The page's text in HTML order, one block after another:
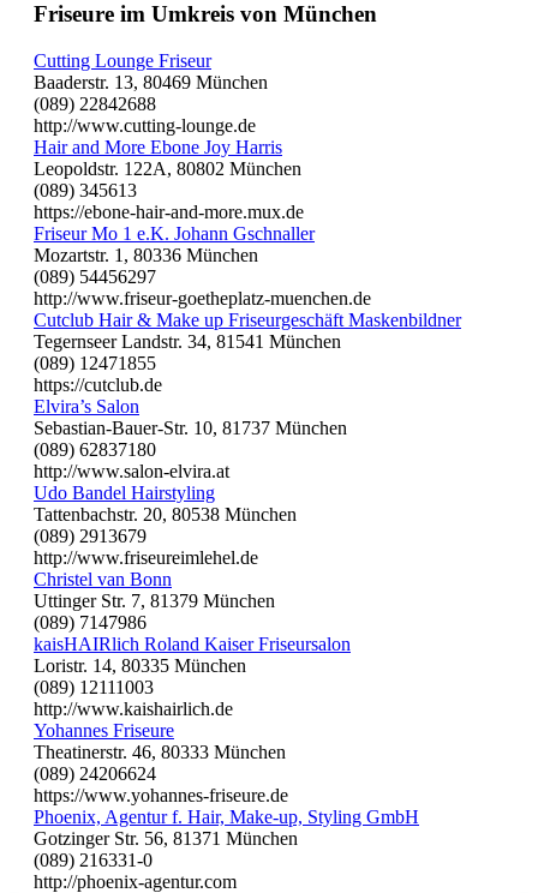
Friseure im Umkreis von München
Cutting Lounge Friseur
Baaderstr. 13, 80469 München
(089) 22842688
http://www.cutting-lounge.de
Hair and More Ebone Joy Harris
Leopoldstr. 122A, 80802 München
(089) 345613
https://ebone-hair-and-more.mux.de
Friseur Mo 1 e.K. Johann Gschnaller
Mozartstr. 1, 80336 München
(089) 54456297
http://www.friseur-goetheplatz-muenchen.de
Cutclub Hair & Make up Friseurgeschäft Maskenbildner
Tegernseer Landstr. 34, 81541 München
(089) 12471855
https://cutclub.de
Elvira’s Salon
Sebastian-Bauer-Str. 10, 81737 München
(089) 62837180
http://www.salon-elvira.at
Udo Bandel Hairstyling
Tattenbachstr. 20, 80538 München
(089) 2913679
http://www.friseureimlehel.de
Christel van Bonn
Uttinger Str. 7, 81379 München
(089) 7147986
kaisHAIRlich Roland Kaiser Friseursalon
Loristr. 14, 80335 München
(089) 12111003
http://www.kaishairlich.de
Yohannes Friseure
Theatinerstr. 46, 80333 München
(089) 24206624
https://www.yohannes-friseure.de
Phoenix, Agentur f. Hair, Make-up, Styling GmbH
Gotzinger Str. 56, 81371 München
(089) 216331-0
http://phoenix-agentur.com